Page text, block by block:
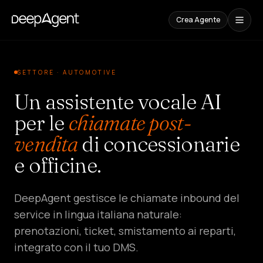
Crea Agente
Studio
CONTENUTI
Confronti
Confronta
strumenti
Blog
casi
trend
SOLUZIONI
SETTORE · AUTOMOTIVE
Un assistente vocale AI
per le chiamate post-
venditadi concessionarie
e officine.
DeepAgent gestisce le chiamate inbound del
service in lingua italiana naturale:
prenotazioni, ticket, smistamento ai reparti,
integrato con il tuo DMS.